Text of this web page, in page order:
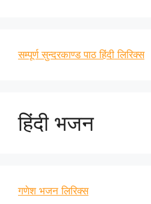
सम्पूर्ण सुन्दरकाण्ड पाठ हिंदी लिरिक्स
हिंदी भजन
गणेश भजन लिरिक्स